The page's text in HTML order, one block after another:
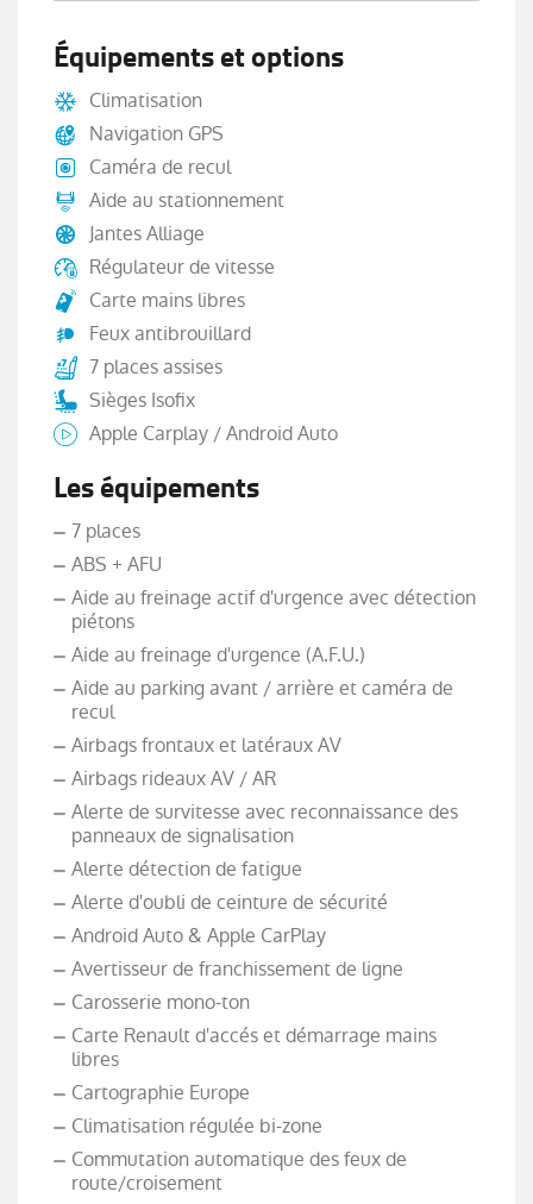
Équipements et options
Climatisation
Navigation GPS
Caméra de recul
Aide au stationnement
Jantes Alliage
Régulateur de vitesse
Carte mains libres
Feux antibrouillard
7 places assises
Sièges Isofix
Apple Carplay / Android Auto
Les équipements
7 places
ABS + AFU
Aide au freinage actif d'urgence avec détection
piétons
Aide au freinage d'urgence (A.F.U.)
Aide au parking avant / arrière et caméra de
recul
Airbags frontaux et latéraux AV
Airbags rideaux AV / AR
Alerte de survitesse avec reconnaissance des
panneaux de signalisation
Alerte détection de fatigue
Alerte d'oubli de ceinture de sécurité
Android Auto & Apple CarPlay
Avertisseur de franchissement de ligne
Carosserie mono-ton
Carte Renault d'accés et démarrage mains
libres
Cartographie Europe
Climatisation régulée bi-zone
Commutation automatique des feux de
route/croisement